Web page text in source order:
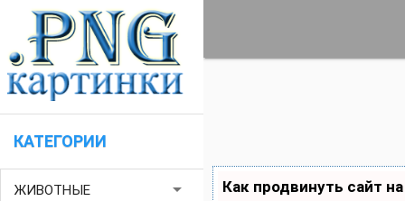
КАТЕГОРИИ
ЖИВОТНЫЕ arrow_drop_down Как продвинуть сайт